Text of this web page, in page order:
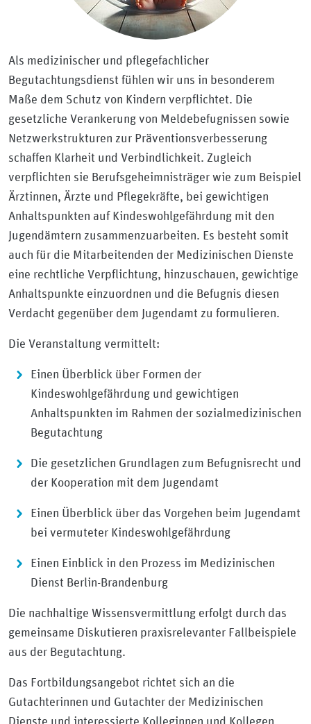
Als medizinischer und pflegefachlicher
Begutachtungsdienst fühlen wir uns in besonderem
Maße dem Schutz von Kindern verpflichtet. Die
gesetzliche Verankerung von Meldebefugnissen sowie
Netzwerkstrukturen zur Präventionsverbesserung
schaffen Klarheit und Verbindlichkeit. Zugleich
verpflichten sie Berufsgeheimnisträger wie zum Beispiel
Ärztinnen, Ärzte und Pflegekräfte, bei gewichtigen
Anhaltspunkten auf Kindeswohlgefährdung mit den
Jugendämtern zusammenzuarbeiten. Es besteht somit
auch für die Mitarbeitenden der Medizinischen Dienste
eine rechtliche Verpflichtung, hinzuschauen, gewichtige
Anhaltspunkte einzuordnen und die Befugnis diesen
Verdacht gegenüber dem Jugendamt zu formulieren.
Die Veranstaltung vermittelt:
Einen Überblick über Formen der
Kindeswohlgefährdung und gewichtigen
Anhaltspunkten im Rahmen der sozialmedizinischen
Begutachtung
Die gesetzlichen Grundlagen zum Befugnisrecht und
der Kooperation mit dem Jugendamt
Einen Überblick über das Vorgehen beim Jugendamt
bei vermuteter Kindeswohlgefährdung
Einen Einblick in den Prozess im Medizinischen
Dienst Berlin-Brandenburg
Die nachhaltige Wissensvermittlung erfolgt durch das
gemeinsame Diskutieren praxisrelevanter Fallbeispiele
aus der Begutachtung.
Das Fortbildungsangebot richtet sich an die
Gutachterinnen und Gutachter der Medizinischen